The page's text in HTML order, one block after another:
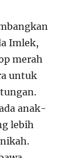
Imlek,
merah
untuk
anak-
lebih